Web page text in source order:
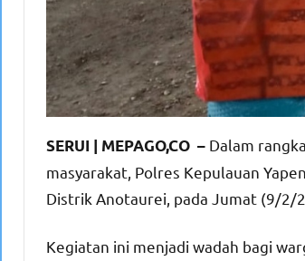
SERUI | MEPAGO,CO – Dalam
masyarakat, Polres Kepulauan
Distrik Anotaurei, pada Jumat (9/2/
Kegiatan ini menjadi wadah bagi